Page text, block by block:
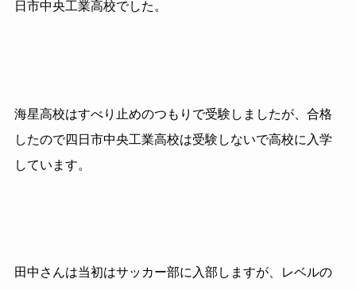
日市中央工業高校でした。
海星高校はすべり止めのつもりで受験しましたが、合格
したので四日市中央工業高校は受験しないで高校に入学
しています。
田中さんは当初はサッカー部に入部しますが、レベルの